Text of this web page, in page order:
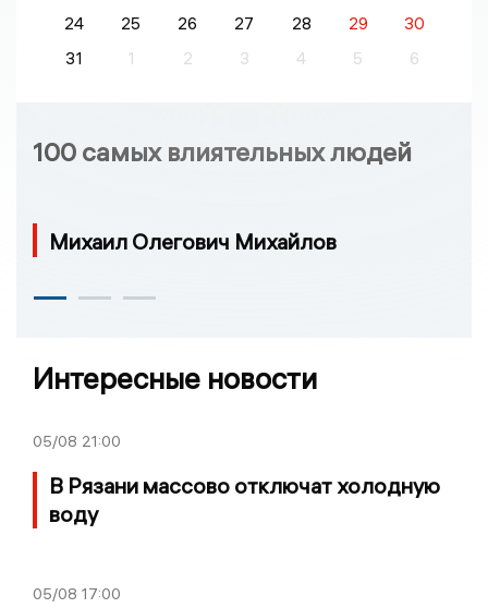
24
25 26 27 28 29
30
31
1 2 3 4 5 6
100 самых влиятельных людей
Михаил Олегович Михайлов
Интересные новости
05/08 21:00
В Рязани массово отключат холодную
воду
05/08 17:00